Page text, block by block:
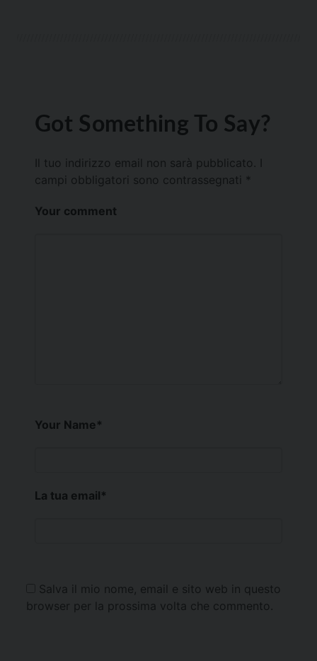
Got Something To Say?
Il tuo indirizzo email non sarà pubblicato.
campi obbligatori sono contrassegnati *
Your comment
Your Name*
La tua email*
Salva il mio nome, email e sito web in questo
browser per la prossima volta che commento.